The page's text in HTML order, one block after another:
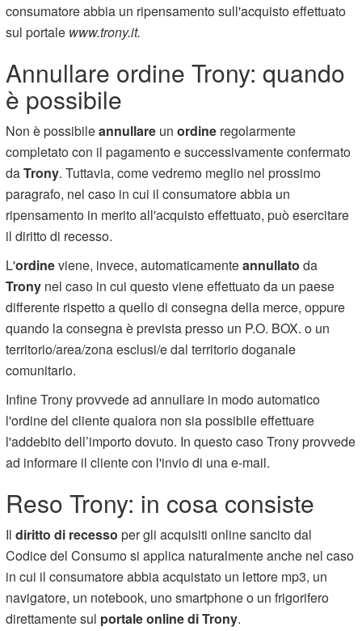
consumatore abbia un ripensamento sull'acquisto effettuato
sul portale www.trony.it.
Annullare ordine Trony: quando
è possibile
Non è possibileannullare unordine regolarmente
completato con il pagamento e successivamente confermato
daTrony. Tuttavia, come vedremo meglio nel prossimo
paragrafo, nel caso in cui il consumatore abbia un
ripensamento in merito all'acquisto effettuato, può esercitare
il diritto di recesso.
L'ordineviene, invece, automaticamenteannullatoda
Trony nel caso in cui questo viene effettuato da un paese
differente rispetto a quello di consegna della merce, oppure
quando la consegna è prevista presso un P.O. BOX. o un
territorio/area/zona esclusi/e dal territorio doganale
comunitario.
Infine Trony provvede ad annullare in modo automatico
l'ordine del cliente qualora non sia possibile effettuare
l'addebito dell’importo dovuto. In questo caso Trony provvede
ad informare il cliente con l'invio di una e-mail.
Reso Trony: in cosa consiste
Ildiritto di recesso per gli acquisiti online sancito dal
Codice del Consumo si applica naturalmente anche nel caso
in cui il consumatore abbia acquistato un lettore mp3, un
navigatore, un notebook, uno smartphone o un frigorifero
direttamente sul portale online di Trony.